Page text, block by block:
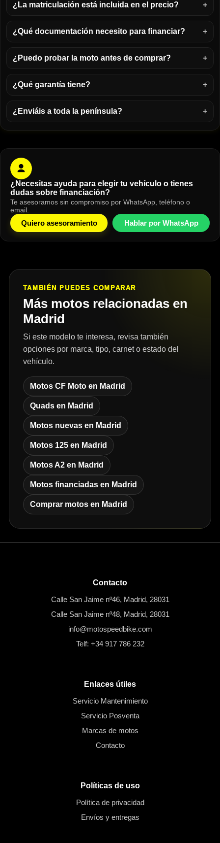
¿La matriculación está incluida en el precio?
¿Qué documentación necesito para financiar?
¿Puedo probar la moto antes de comprar?
¿Qué garantía tiene?
¿Enviáis a toda la península?
¿Necesitas ayuda para elegir tu vehículo o tienes
dudas sobre financiación?
Te asesoramos sin compromiso por WhatsApp, teléfono o
email.
Quiero asesoramiento Hablar por WhatsApp
TAMBIÉN PUEDES COMPARAR
Más motos relacionadas en
Madrid
Si este modelo te interesa, revisa también
opciones por marca, tipo, carnet o estado del
vehículo.
Motos CF Moto en Madrid
Quads en Madrid
Motos nuevas en Madrid
Motos 125 en Madrid
Motos A2 en Madrid
Motos financiadas en Madrid
Comprar motos en Madrid
Contacto
Calle San Jaime nº46, Madrid, 28031
Calle San Jaime nº48, Madrid, 28031
info@motospeedbike.com
Telf: +34 917 786 232
Enlaces útiles
Servicio Mantenimiento
Servicio Posventa
Marcas de motos
Contacto
Políticas de uso
Política de privacidad
Envíos y entregas